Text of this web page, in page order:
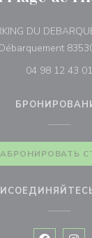
DU
Débarquement
04 98 12 43 01